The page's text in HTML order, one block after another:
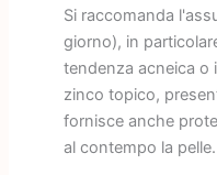
Si raccomanda
giorno), in
tendenza acneica o
zinco topico,
fornisce anche
al contempo la pelle.